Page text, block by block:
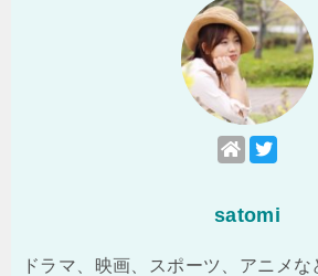
satomi
ドラマ、映画、スポーツ、アニメ